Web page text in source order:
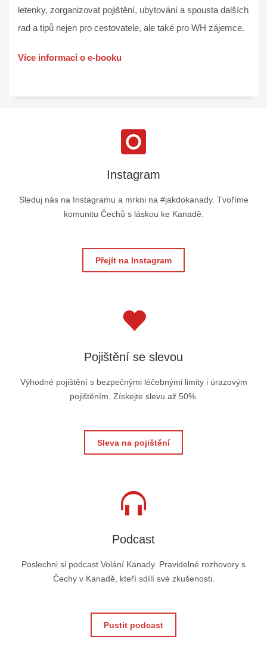
letenky, zorganizovat pojištění, ubytování a spousta dalších
rad a tipů nejen pro cestovatele, ale také pro WH zájemce.
Více informací o e-booku
Instagram
Sleduj nás na Instagramu a mrkni na #jakdokanady. Tvoříme
komunitu Čechů s láskou ke Kanadě.
Přejít na Instagram
Pojištění se slevou
Výhodné pojištění s bezpečnými léčebnými limity i úrazovým
pojištěním. Získejte slevu až 50%.
Sleva na pojištění
Podcast
Poslechni si podcast Volání Kanady. Pravidelné rozhovory s
Čechy v Kanadě, kteří sdílí své zkušenosti.
Pustit podcast